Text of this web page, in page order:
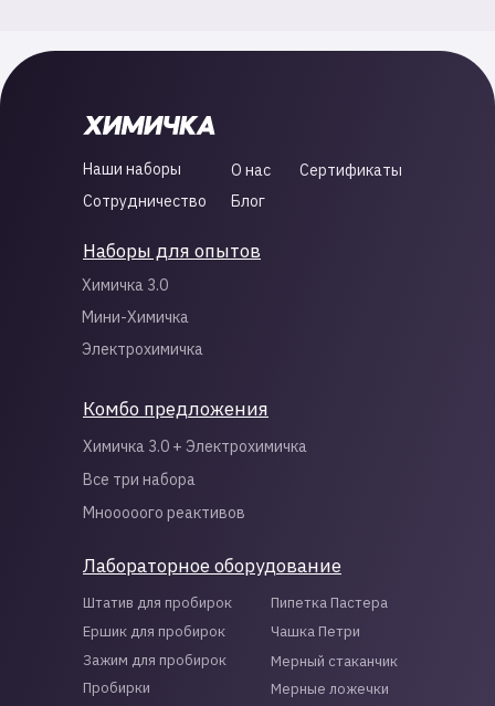
Блог
Сотрудничество
Сертификаты
О нас
Химичка 3.0 + Электрохимичка
Все три набора
Мнооооого реактивов
Штатив для пробирок
Ершик для пробирок
Пробирки
Зажим для пробирок
Пипетка Пастера
Чашка Петри
Мерные ложечки
Мерный стаканчик
Наши наборы
Лабораторное оборудование
Наборы для опытов
Комбо предложения
Химичка 3.0
Мини-Химичка
Электрохимичка